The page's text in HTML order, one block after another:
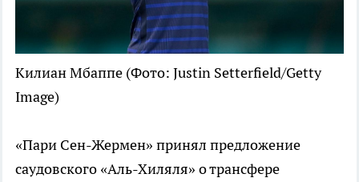
Килиан Мбаппе (Фото: Justin Setterfield/Getty
Image)
«Пари Сен-Жермен» принял предложение
саудовского «Аль-Хиляля» о трансфере